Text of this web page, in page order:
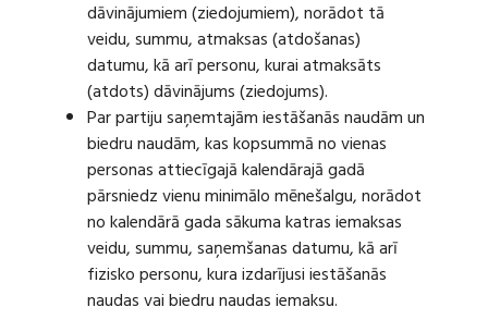
dāvinājumiem (ziedojumiem), norādot tā
veidu, summu, atmaksas (atdošanas)
datumu, kā arī personu, kurai atmaksāts
(atdots) dāvinājums (ziedojums).
Par partiju saņemtajām iestāšanās naudām un
biedru naudām, kas kopsummā no vienas
personas attiecīgajā kalendārajā gadā
pārsniedz vienu minimālo mēnešalgu, norādot
no kalendārā gada sākuma katras iemaksas
veidu, summu, saņemšanas datumu, kā arī
fizisko personu, kura izdarījusi iestāšanās
naudas vai biedru naudas iemaksu.